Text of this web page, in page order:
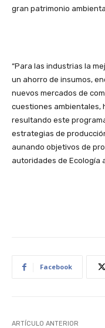
gran patrimonio
“Para las industrias la
un ahorro de insumos,
nuevos mercados de
cuestiones ambientales,
resultando este
estrategias de
aunando objetivos de
autoridades de Ecología
Facebook
ARTÍCULO ANTERIOR